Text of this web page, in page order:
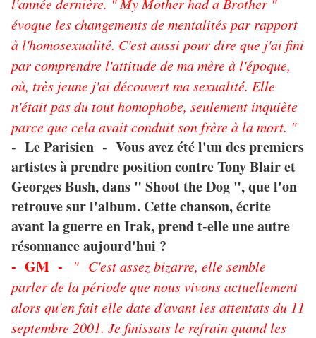
évoque les changements de mentalités par rapport
à l'homosexualité. C'est aussi pour dire que j'ai fini
par comprendre l'attitude de ma mère à l'époque,
où, très jeune j'ai découvert ma sexualité. Elle
n'était pas du tout homophobe, seulement inquiète
parce que cela avait conduit son frère à la mort. "
- Le Parisien - Vous avez été l'un des premiers
artistes à prendre position contre Tony Blair et
Georges Bush, dans " Shoot the Dog ", que l'on
retrouve sur l'album. Cette chanson, écrite
avant la guerre en Irak, prend t-elle une autre
résonnance aujourd'hui ?
- GM -
" C'est assez bizarre, elle semble
parler de la période que nous vivons actuellement
alors qu'en fait elle date d'avant les attentats du 11
septembre 2001. Je finissais le refrain quand les